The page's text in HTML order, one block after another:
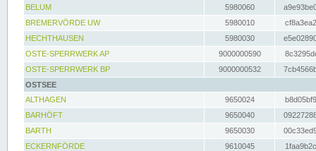
BELUM
5980060
BREMERVÖRDE UW
5980010
HECHTHAUSEN
5980030
OSTE-SPERRWERK AP
9000000590
OSTE-SPERRWERK BP
9000000532
OSTSEE
ALTHAGEN
9650024
BARHÖFT
9650040
BARTH
9650030
ECKERNFÖRDE
9610045